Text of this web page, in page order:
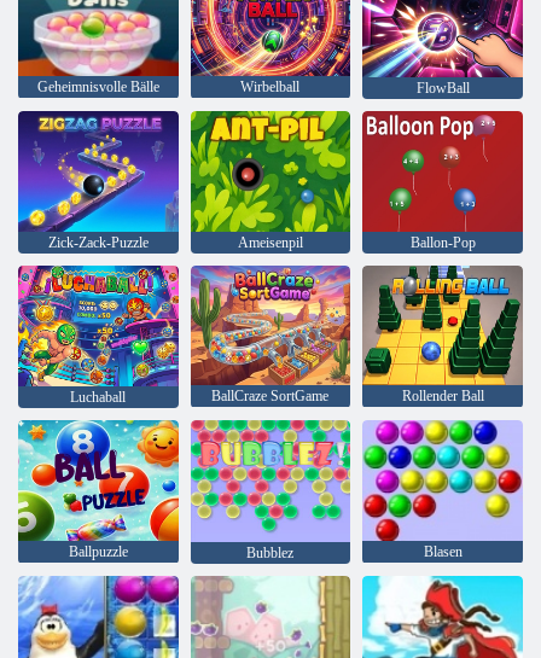
Geheimnisvolle Bälle Wirbelball FlowBall
Zick-Zack-Puzzle Ameisenpil Ballon-Pop
Luchaball BallCraze SortGame Rollender Ball
Ballpuzzle Bubblez Blasen